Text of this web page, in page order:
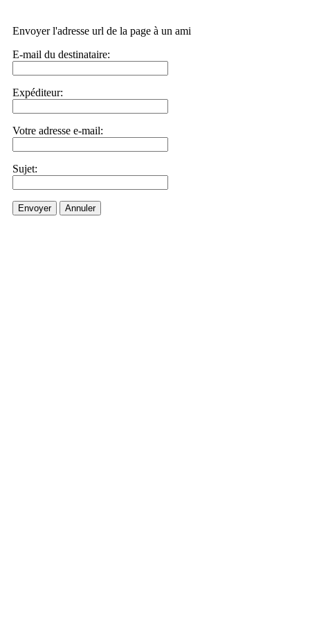
Envoyer l'adresse url de la page à un ami
E-mail du destinataire:
Expéditeur:
Votre adresse e-mail:
Sujet:
Envoyer Annuler